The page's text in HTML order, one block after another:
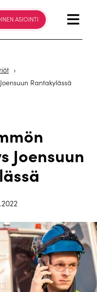
ASIOINTI
›
Rantakylässä
Joensuun